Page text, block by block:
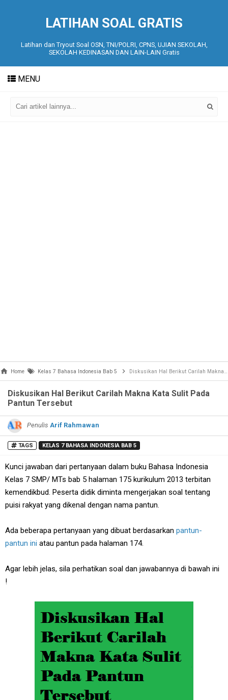
LATIHAN SOAL GRATIS
Latihan dan Tryout Soal OSN, TNI/POLRI, CPNS, UJIAN SEKOLAH,
SEKOLAH KEDINASAN DAN LAIN-LAIN Gratis
MENU
Home Kelas 7 Bahasa Indonesia Bab 5 Diskusikan Hal Berikut Carilah Makna Kata Sulit Pada Pantun Tersebut
Diskusikan Hal Berikut Carilah Makna Kata Sulit Pada
Pantun Tersebut
Penulis Arif Rahmawan
TAGS KELAS 7 BAHASA INDONESIA BAB 5
Kunci jawaban dari pertanyaan dalam buku Bahasa Indonesia
Kelas 7 SMP/ MTs bab 5 halaman 175 kurikulum 2013 terbitan
kemendikbud. Peserta didik diminta mengerjakan soal tentang
puisi rakyat yang dikenal dengan nama pantun.
Ada beberapa pertanyaan yang dibuat berdasarkan pantun-
pantun ini atau pantun pada halaman 174.
Agar lebih jelas, sila perhatikan soal dan jawabannya di bawah ini
!